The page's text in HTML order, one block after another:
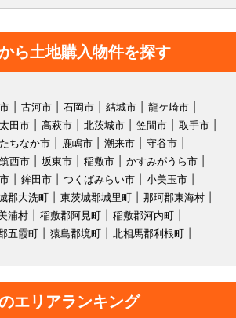
ら土地購入物件を探す
古河市 石岡市 結城市
龍ケ崎市
田市 高萩市 北茨城市 笠間市
取手市
ちなか市 鹿嶋市 潮来市
守谷市
筑西市 坂東市 稲敷市
かすみがうら市
鉾田市 つくばみらい市
小美玉市
郡大洗町 東茨城郡城里町
那珂郡東海村
浦村 稲敷郡阿見町
稲敷郡河内町
五霞町 猿島郡境町 北相馬郡利根町
エリアランキング